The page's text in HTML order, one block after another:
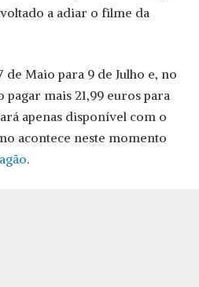
a adiar o filme da
de Maio para 9 de Julho e, no
pagar mais 21,99 euros para
apenas disponível com o
acontece neste momento
.